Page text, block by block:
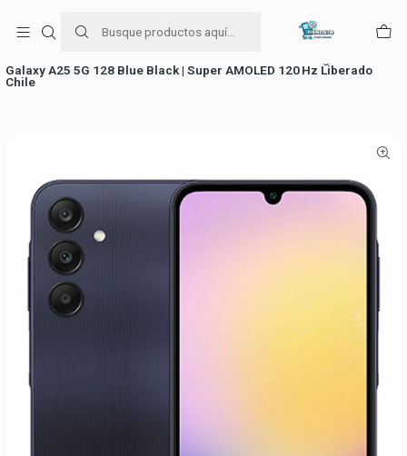
+56954787534
Galaxy A25 5G 128 Blue Black | Super AMOLED 120 Hz Liberado
Chile